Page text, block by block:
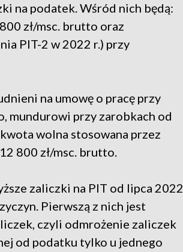
na podatek. Wśród nich będą:
zł/msc. brutto oraz
PIT-2 w 2022 r.) przy
na umowę o pracę przy
mundurowi przy zarobkach od
wolna stosowana przez
800 zł/msc. brutto.
zaliczki na PIT od lipca 2022
Pierwszą z nich jest
czyli odmrożenie zaliczek
od podatku tylko u jednego